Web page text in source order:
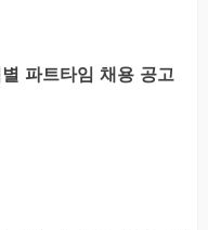
파트타임 채용 공고